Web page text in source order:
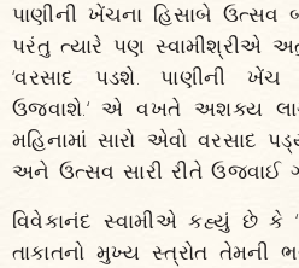
પાણીની ખેંચના હિસાબે
પરંતુ ત્યારે પણ સ્વામીશ્રીએ
‘વરસાદ પડશે. પાણીની
ઉજવાશે.‘ એ વખતે અશક્ય
મહિનામાં સારો એવો વરસાદ
અને ઉત્સવ સારી રીતે ઉજવાઈ
વિવેકાનંદ સ્વામીએ કહ્યું છે કે
તાકાતનો મુખ્ય સ્ત્રોત તેમની